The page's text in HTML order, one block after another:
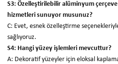
S3: Özelleştirilebilir alüminyum
hizmetleri sunuyor musunuz?
C: Evet, esnek özelleştirme
sağlıyoruz.
S4: Hangi yüzey işlemleri mevcuttur?
A: Dekoratif yüzeyler için eloksal